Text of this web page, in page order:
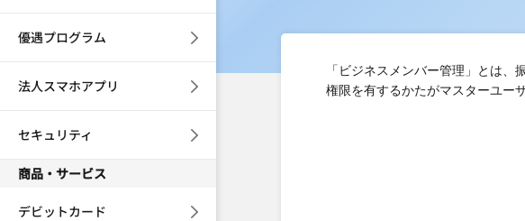
「ビジネスメンバー管理」とは
権限を有するかたがマスターユー
優遇プログラム
法人スマホアプリ
セキュリティ
商品・サービス
デビットカード